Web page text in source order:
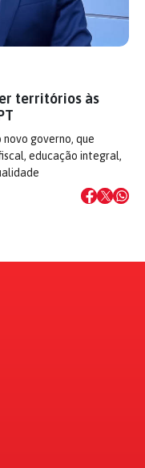
territórios às
governo, que
educação integral,